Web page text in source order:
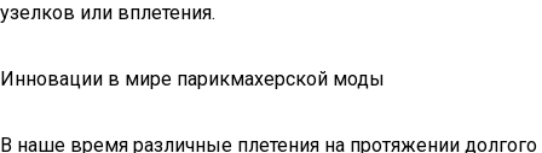
узелков или вплетения.
Инновации в мире парикмахерской моды
В наше время различные плетения на протяжении долгого